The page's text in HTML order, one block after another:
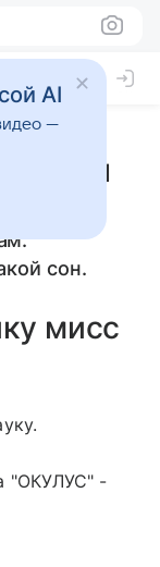
или
сон.
мисс
"ОКУЛУС" -
AI
—